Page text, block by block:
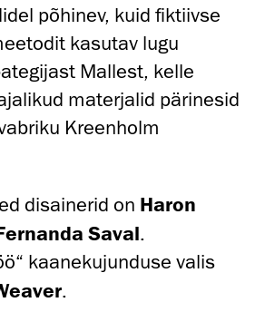
põhinev, kuid fiktiivse
kasutav lugu
Mallest, kelle
materjalid pärinesid
Kreenholm
disainerid on Haron
Saval.
kaanekujunduse valis
.